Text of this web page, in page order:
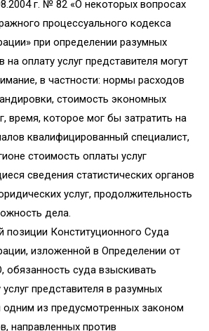
г. № 82 «О некоторых вопросах
процессуального кодекса
при определении разумных
оплату услуг представителя могут
в частности: нормы расходов
стоимость экономных
время, которое мог бы затратить на
квалифицированный специалист,
стоимость оплаты услуг
сведения статистических органов
услуг, продолжительность
дела.
позиции Конституционного Суда
изложенной в Определении от
обязанность суда взыскивать
представителя в разумных
одним из предусмотренных законом
направленных против